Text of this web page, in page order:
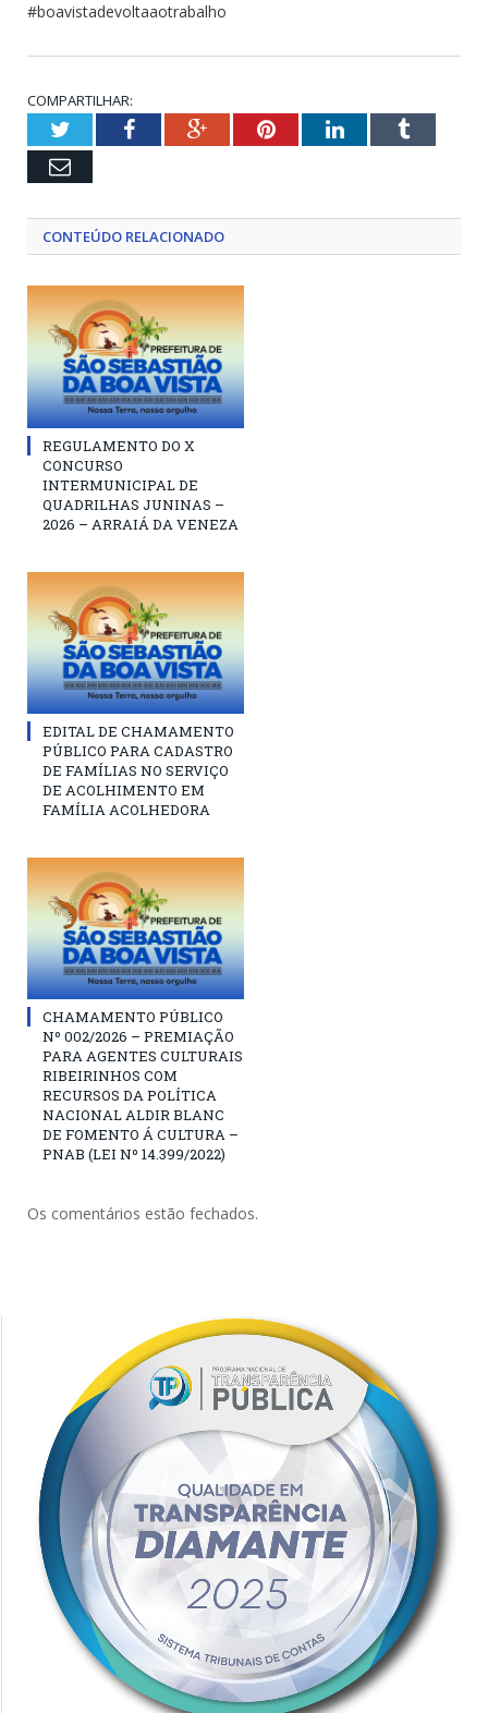
#boavistadevoltaaotrabalho
COMPARTILHAR:
TwitterFacebookGoogle+PinterestLinkedInTumblr
Email
CONTEÚDO RELACIONADO
REGULAMENTO DO X
CONCURSO
INTERMUNICIPAL DE
QUADRILHAS JUNINAS –
2026 – ARRAIÁ DA VENEZA
EDITAL DE CHAMAMENTO
PÚBLICO PARA CADASTRO
DE FAMÍLIAS NO SERVIÇO
DE ACOLHIMENTO EM
FAMÍLIA ACOLHEDORA
CHAMAMENTO PÚBLICO
Nº 002/2026 – PREMIAÇÃO
PARA AGENTES CULTURAIS
RIBEIRINHOS COM
RECURSOS DA POLÍTICA
NACIONAL ALDIR BLANC
DE FOMENTO Á CULTURA –
PNAB (LEI Nº 14.399/2022)
Os comentários estão fechados.